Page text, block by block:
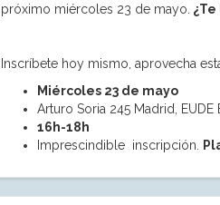
próximo miércoles 23 de mayo.
Inscríbete hoy mismo, aprovecha
Miércoles 23 de mayo
Arturo Soria 245 Madrid, EUDE
16h-18h
Imprescindible inscripción.